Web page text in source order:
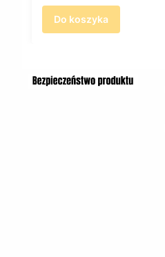
Do koszyka